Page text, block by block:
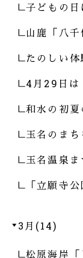
子どもの日
山鹿「八
たのしい
4月29日は
和水の初夏
玉名のま
玉名温泉
「立願寺
3月(14)
松原海岸「